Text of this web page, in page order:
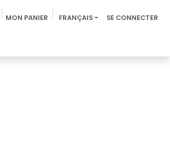
MON PANIER FRANÇAIS SE CONNECTER